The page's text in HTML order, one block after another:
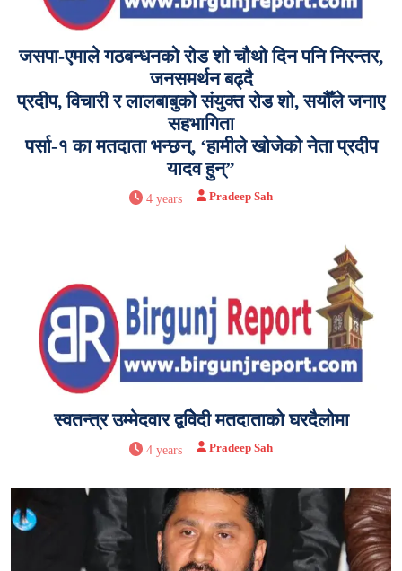
जसपा-एमाले गठबन्धनको रोड शो चौथो दिन पनि निरन्तर,
जनसमर्थन बढ्दै
प्रदीप, विचारी र लालबाबुको संयुक्त रोड शो, सयौँले जनाए
सहभागिता
पर्सा-१ का मतदाता भन्छन्, ‘हामीले खोजेको नेता प्रदीप
यादव हुन्”
4 years Pradeep Sah
स्वतन्त्र उम्मेदवार द्वविेदी मतदाताको घरदैलोमा
4 years Pradeep Sah